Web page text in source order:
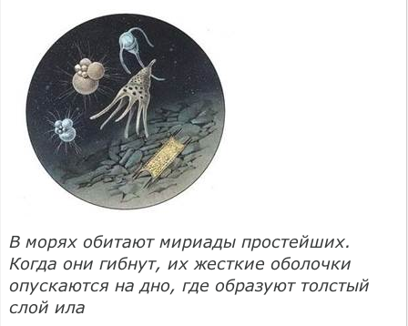
В морях обитают мириады простейших.
Когда они гибнут, их жесткие оболочки
опускаются на дно, где образуют толстый
слой ила